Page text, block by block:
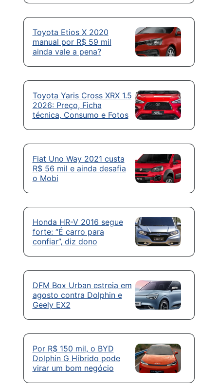
Toyota Etios X 2020
manual por R$ 59 mil
ainda vale a pena?
Toyota Yaris Cross XRX 1.5
2026: Preço, Ficha
técnica, Consumo e Fotos
Fiat Uno Way 2021 custa
R$ 56 mil e ainda desafia
o Mobi
Honda HR-V 2016 segue
forte: “É carro para
confiar”, diz dono
DFM Box Urban estreia em
agosto contra Dolphin e
Geely EX2
Por R$ 150 mil, o BYD
Dolphin G Híbrido pode
virar um bom negócio